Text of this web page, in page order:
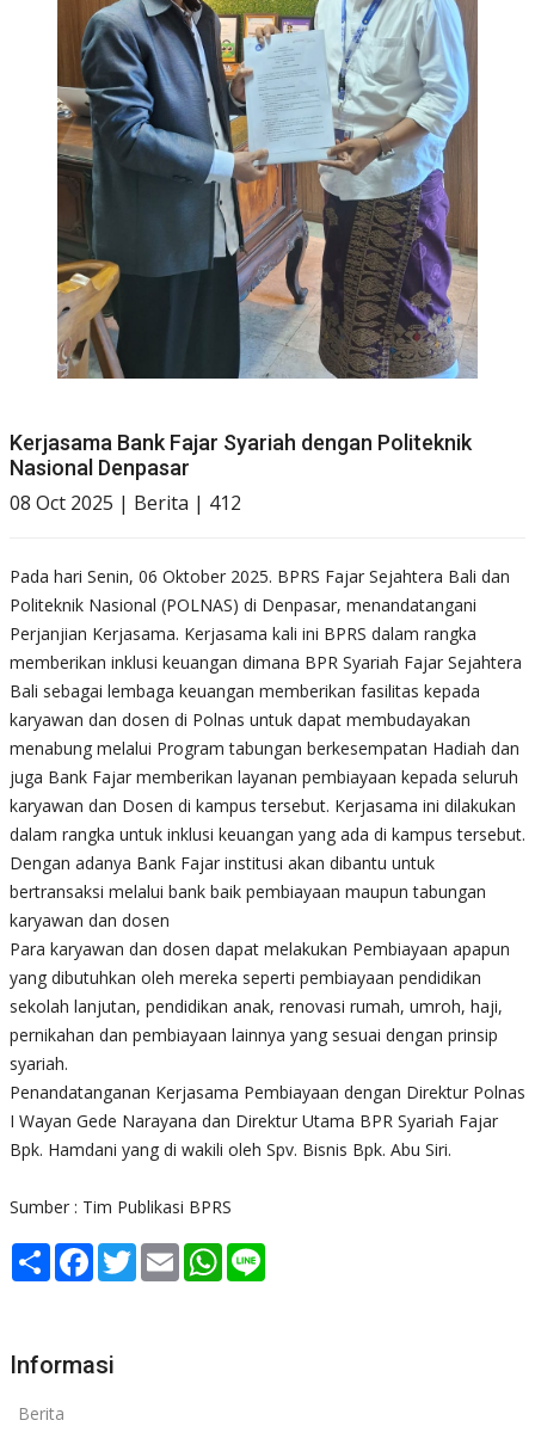
Kerjasama Bank Fajar Syariah dengan Politeknik
Nasional Denpasar
08 Oct 2025 | Berita | 412
Pada hari Senin, 06 Oktober 2025. BPRS Fajar Sejahtera Bali dan
Politeknik Nasional (POLNAS) di Denpasar, menandatangani
Perjanjian Kerjasama. Kerjasama kali ini BPRS dalam rangka
memberikan inklusi keuangan dimana BPR Syariah Fajar Sejahtera
Bali sebagai lembaga keuangan memberikan fasilitas kepada
karyawan dan dosen di Polnas untuk dapat membudayakan
menabung melalui Program tabungan berkesempatan Hadiah dan
juga Bank Fajar memberikan layanan pembiayaan kepada seluruh
karyawan dan Dosen di kampus tersebut. Kerjasama ini dilakukan
dalam rangka untuk inklusi keuangan yang ada di kampus tersebut.
Dengan adanya Bank Fajar institusi akan dibantu untuk
bertransaksi melalui bank baik pembiayaan maupun tabungan
karyawan dan dosen
Para karyawan dan dosen dapat melakukan Pembiayaan apapun
yang dibutuhkan oleh mereka seperti pembiayaan pendidikan
sekolah lanjutan, pendidikan anak, renovasi rumah, umroh, haji,
pernikahan dan pembiayaan lainnya yang sesuai dengan prinsip
syariah.
Penandatanganan Kerjasama Pembiayaan dengan Direktur Polnas
I Wayan Gede Narayana dan Direktur Utama BPR Syariah Fajar
Bpk. Hamdani yang di wakili oleh Spv. Bisnis Bpk. Abu Siri.
Sumber : Tim Publikasi BPRS
Share Facebook
TwitterEmail WhatsApp
Informasi
Berita